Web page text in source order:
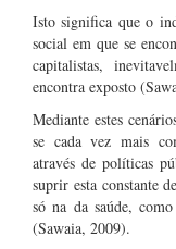
Isto significa que o
social em que se
capitalistas,
encontra exposto
Mediante estes
se cada vez mais
através de políticas
suprir esta constante
só na da saúde,
(Sawaia, 2009).